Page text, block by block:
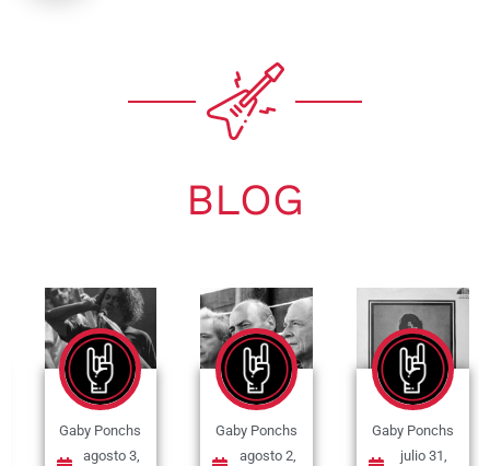
BLOG
Gaby Ponchs
agosto 3,
Gaby Ponchs
agosto 2,
Gaby Ponchs
julio 31,